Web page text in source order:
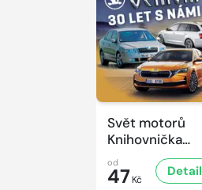
Svět motorů
Knihovnička
2/2026
od
47 Kč
Detail